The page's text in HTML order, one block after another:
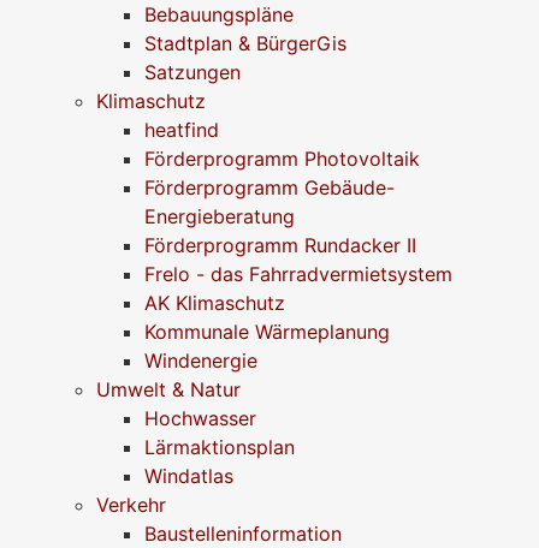
Bebauungspläne
Stadtplan & BürgerGis
Satzungen
Klimaschutz
heatfind
Förderprogramm Photovoltaik
Förderprogramm Gebäude-
Energieberatung
Förderprogramm Rundacker II
Frelo - das Fahrradvermietsystem
AK Klimaschutz
Kommunale Wärmeplanung
Windenergie
Umwelt & Natur
Hochwasser
Lärmaktionsplan
Windatlas
Verkehr
Baustelleninformation